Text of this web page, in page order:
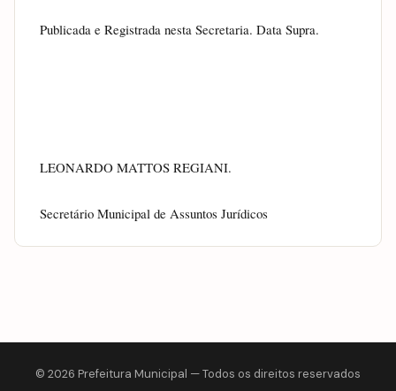
Publicada e Registrada nesta Secretaria. Data Supra.
LEONARDO MATTOS REGIANI.
Secretário Municipal de Assuntos Jurídicos
© 2026 Prefeitura Municipal — Todos os direitos reservados